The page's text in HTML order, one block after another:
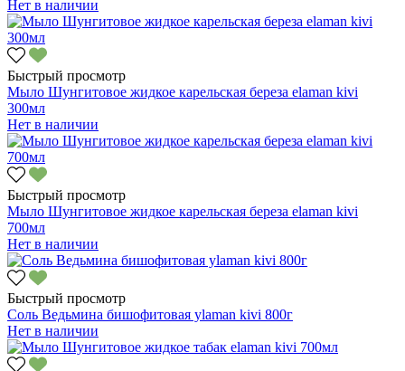
Нет в наличии
Быстрый просмотр
Мыло Шунгитовое жидкое карельская береза elaman kivi
300мл
Нет в наличии
Быстрый просмотр
Мыло Шунгитовое жидкое карельская береза elaman kivi
700мл
Нет в наличии
Быстрый просмотр
Соль Ведьмина бишофитовая уlaman kivi 800г
Нет в наличии